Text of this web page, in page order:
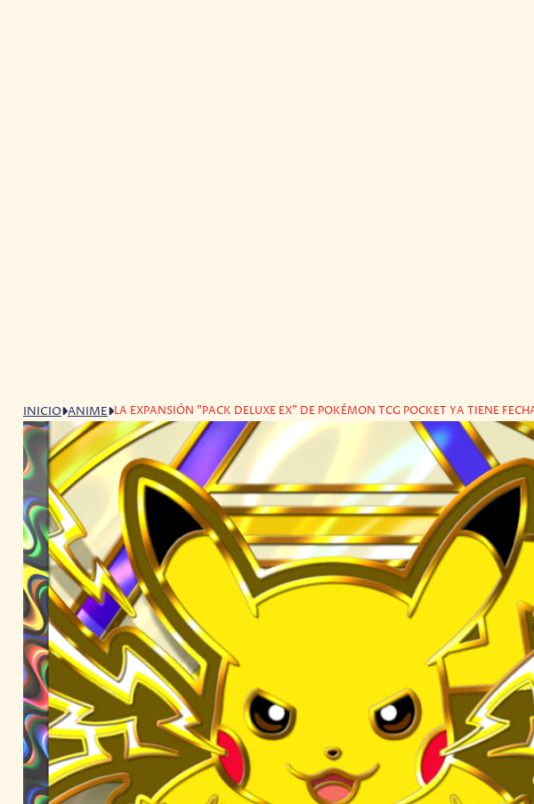
INICIO ANIME LA EXPANSIÓN "PACK DELUXE EX" DE POKÉMON TCG POCKET YA TIENE